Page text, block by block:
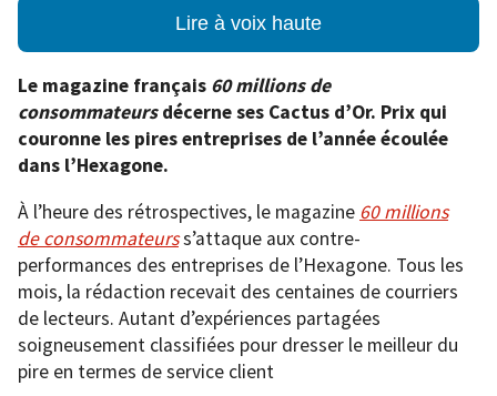
Lire à voix haute
Le magazine français 60 millions de
consommateursdécerne ses Cactus d’Or. Prix qui
couronne les pires entreprises de l’année écoulée
dans l’Hexagone.
À l’heure des rétrospectives, le magazine 60 millions
de consommateurss’attaque aux contre-
performances des entreprises de l’Hexagone. Tous les
mois, la rédaction recevait des centaines de courriers
de lecteurs. Autant d’expériences partagées
soigneusement classifiées pour dresser le meilleur du
pire en termes de service client